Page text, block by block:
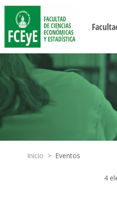
Inicio > Eventos
4